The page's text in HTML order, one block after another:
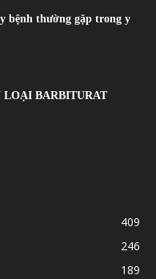
bệnh thường gặp trong y
LOẠI BARBITURAT
409
246
189